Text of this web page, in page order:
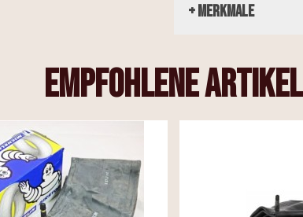
+ Merkmale
empfohlene Artikel